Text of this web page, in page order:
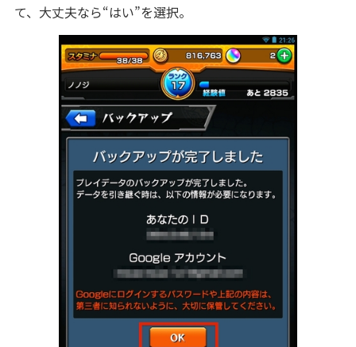
て、大丈夫なら“はい”を選択。